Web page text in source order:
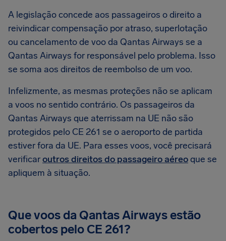
A legislação concede aos passageiros o direito a
reivindicar compensação por atraso, superlotação
ou cancelamento de voo da Qantas Airways se a
Qantas Airways for responsável pelo problema. Isso
se soma aos direitos de reembolso de um voo.
Infelizmente, as mesmas proteções não se aplicam
a voos no sentido contrário. Os passageiros da
Qantas Airways que aterrissam na UE não são
protegidos pelo CE 261 se o aeroporto de partida
estiver fora da UE. Para esses voos, você precisará
verificaroutros direitos do passageiro aéreoque se
apliquem à situação.
Que voos da Qantas Airways estão
cobertos pelo CE 261?